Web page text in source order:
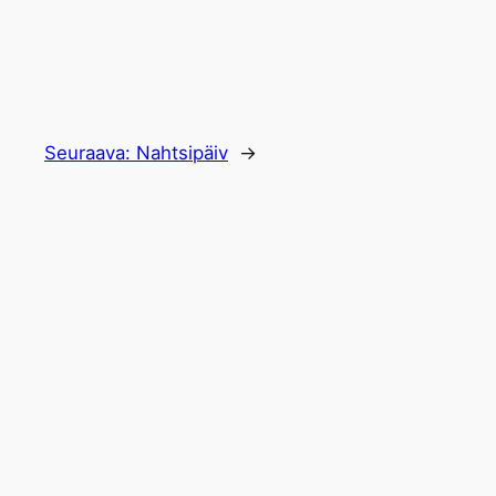
Seuraava: Nahtsipäiv →